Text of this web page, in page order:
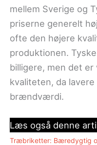
mellem Sverige og
priserne generelt
ofte den højere
produktionen.
billigere, men det
kvaliteten, da
brændværdi.
Læs også denne
Træbriketter: Bæredygtig